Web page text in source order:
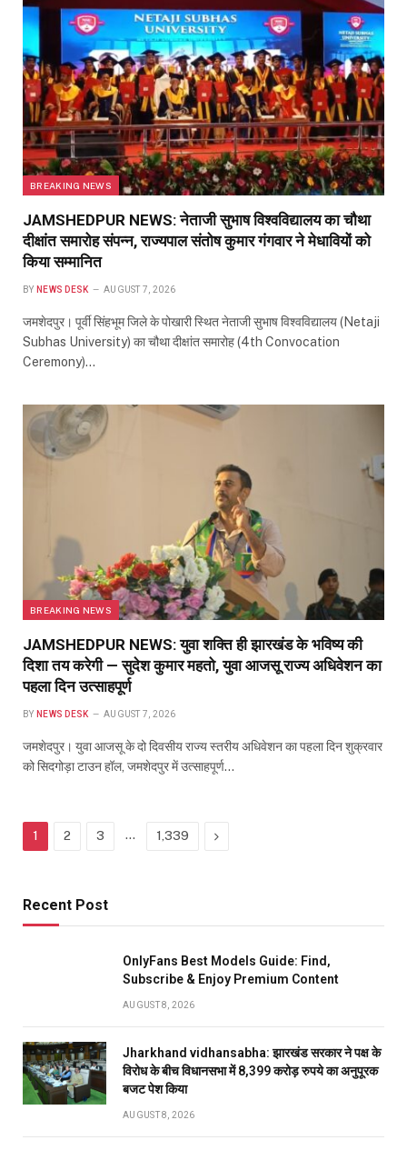
BREAKING NEWS
JAMSHEDPUR NEWS: नेताजी सुभाष विश्वविद्यालय का चौथा
दीक्षांत समारोह संपन्न, राज्यपाल संतोष कुमार गंगवार ने मेधावियों को
किया सम्मानित
BY NEWS DESK AUGUST 7, 2026
जमशेदपुर। पूर्वी सिंहभूम जिले के पोखारी स्थित नेताजी सुभाष विश्वविद्यालय (Netaji
Subhas University) का चौथा दीक्षांत समारोह (4th Convocation
Ceremony)…
BREAKING NEWS
JAMSHEDPUR NEWS: युवा शक्ति ही झारखंड के भविष्य की
दिशा तय करेगी — सुदेश कुमार महतो, युवा आजसू राज्य अधिवेशन का
पहला दिन उत्साहपूर्ण
BY NEWS DESK AUGUST 7, 2026
जमशेदपुर। युवा आजसू के दो दिवसीय राज्य स्तरीय अधिवेशन का पहला दिन शुक्रवार
को सिदगोड़ा टाउन हॉल, जमशेदपुर में उत्साहपूर्ण…
1 2 3 … 1,339 Next
Recent Post
OnlyFans Best Models Guide: Find,
Subscribe & Enjoy Premium Content
AUGUST 8, 2026
Jharkhand vidhansabha: झारखंड सरकार ने पक्ष के
विरोध के बीच विधानसभा में 8,399 करोड़ रुपये का अनुपूरक
बजट पेश किया
AUGUST 8, 2026